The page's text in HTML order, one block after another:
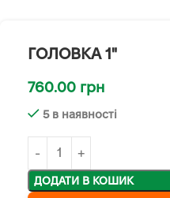
ГОЛОВКА 1"
760.00 грн
5 в наявності
ДОДАТИ В КОШИК